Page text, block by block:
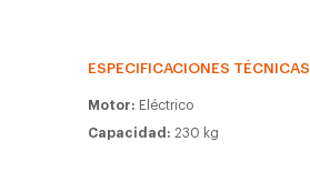
ESPECIFICACIONES TÉCNICAS
Motor: Eléctrico
Capacidad:230 kg